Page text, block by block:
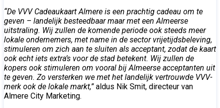
“De VVV Cadeaukaart Almere is een prachtig cadeau om te
geven – landelijk besteedbaar maar met een Almeerse
uitstraling. Wij zullen de komende periode ook steeds meer
lokale ondernemers, met name in de sector vrijetijdsbeleving,
stimuleren om zich aan te sluiten als acceptant, zodat de kaart
ook echt iets extra’s voor de stad betekent. Wij zullen de
kopers ook stimuleren om vooral bij Almeerse acceptanten uit
te geven. Zo versterken we met het landelijk vertrouwde VVV-
merk ook de lokale markt,”aldus Nik Smit, directeur van
Almere City Marketing.